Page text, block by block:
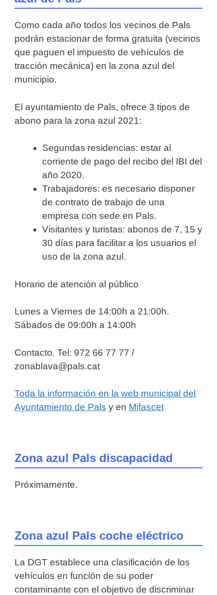
Como cada año todos los vecinos de Pals
podrán estacionar de forma gratuita (vecinos
que paguen el impuesto de vehículos de
tracción mecánica) en la zona azul del
municipio.
El ayuntamiento de Pals, ofrece 3 tipos de
abono para la zona azul 2021:
Segundas residencias: estar al
corriente de pago del recibo del IBI del
año 2020.
Trabajadores: es necesario disponer
de contrato de trabajo de una
empresa con sede en Pals.
Visitantes y turistas: abonos de 7, 15 y
30 días para facilitar a los usuarios el
uso de la zona azul.
Horario de atención al público
Lunes a Viernes de 14:00h a 21:00h.
Sábados de 09:00h a 14:00h
Contacto. Tel: 972 66 77 77 /
zonablava@pals.cat
Toda la información en la web municipal del
Ayuntamiento de Pals y en Mifascet
Zona azul Pals discapacidad
Próximamente.
Zona azul Pals coche eléctrico
La DGT establece una clasificación de los
vehículos en función de su poder
contaminante con el objetivo de discriminar